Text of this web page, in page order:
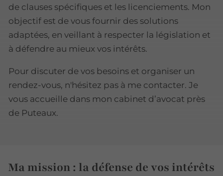
de clauses spécifiques et les licenciements. Mon
objectif est de vous fournir des solutions
adaptées, en veillant à respecter la législation et
à défendre au mieux vos intérêts.
Pour discuter de vos besoins et organiser un
rendez-vous, n'hésitez pas à me contacter. Je
vous accueille dans mon cabinet d’avocat près
de Puteaux.
Ma mission : la défense de vos intérêts